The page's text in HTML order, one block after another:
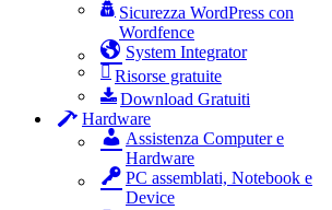
Sicurezza WordPress con
Wordfence
System Integrator
Risorse gratuite
Download Gratuiti
Hardware
Assistenza Computer e
Hardware
PC assemblati, Notebook e
Device